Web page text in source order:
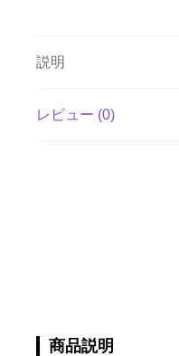
説明
レビュー (0)
商品説明